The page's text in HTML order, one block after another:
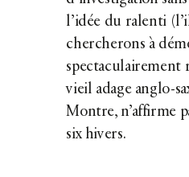
l’idée du ralenti
chercherons à
spectaculairement
vieil adage anglo-
Montre, n’affirme
six hivers.